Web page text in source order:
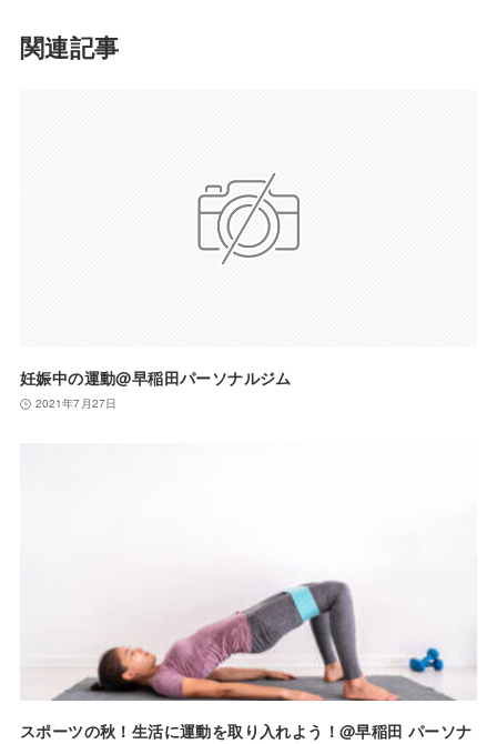
関連記事
妊娠中の運動@早稲田パーソナルジム
2021年7月27日
スポーツの秋！生活に運動を取り入れよう！@早稲田 パーソナ